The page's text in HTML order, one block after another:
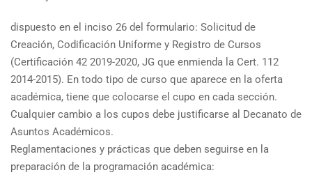
dispuesto en el inciso 26 del formulario: Solicitud de
Creación, Codificación Uniforme y Registro de Cursos
(Certificación 42 2019-2020, JG que enmienda la Cert. 112
2014-2015). En todo tipo de curso que aparece en la oferta
académica, tiene que colocarse el cupo en cada sección.
Cualquier cambio a los cupos debe justificarse al Decanato de
Asuntos Académicos.
Reglamentaciones y prácticas que deben seguirse en la
preparación de la programación académica: